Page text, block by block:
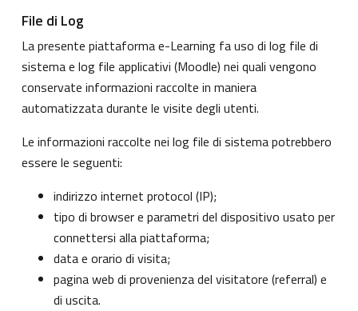
File di Log
La presente piattaforma e-Learning fa uso di log file di
sistema e log file applicativi (Moodle) nei quali vengono
conservate informazioni raccolte in maniera
automatizzata durante le visite degli utenti.
Le informazioni raccolte nei log file di sistema potrebbero
essere le seguenti:
indirizzo internet protocol (IP);
tipo di browser e parametri del dispositivo usato per
connettersi alla piattaforma;
data e orario di visita;
pagina web di provenienza del visitatore (referral) e
di uscita.